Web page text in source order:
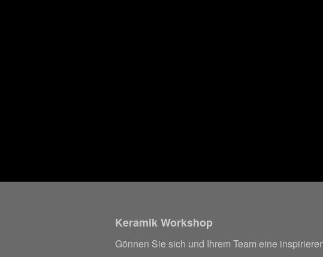
Keramik Workshop
Gönnen Sie sich und Ihrem Team eine